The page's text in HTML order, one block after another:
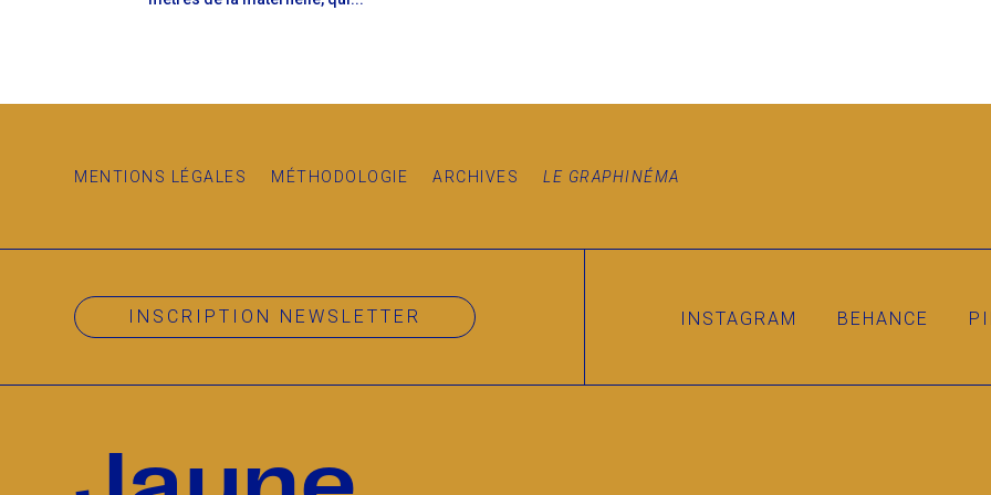
MENTIONS LÉGALES MÉTHODOLOGIE ARCHIVES LE GRAPHINÉMA
INSCRIPTION NEWSLETTER INSTAGRAM BEHANCE